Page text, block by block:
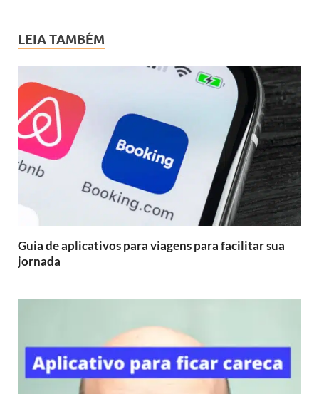
LEIA TAMBÉM
Guia de aplicativos para viagens para facilitar sua
jornada